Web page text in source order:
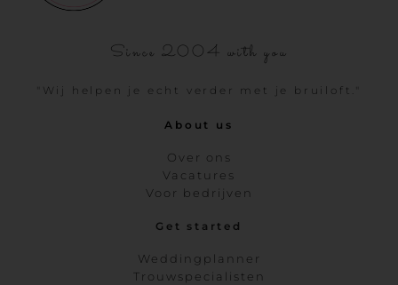
Since 2004 with you
"Wij helpen je echt verder met je bruiloft."
About us
Over ons
Vacatures
Voor bedrijven
Get started
Weddingplanner
Trouwspecialisten